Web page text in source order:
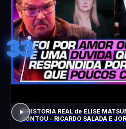
33
A HISTÓRIA REAL de ELISE
CONTOU - RICARDO SALADA E